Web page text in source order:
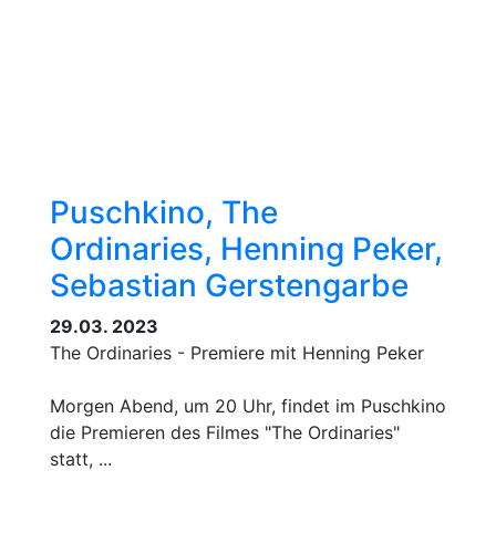
Puschkino, The
Ordinaries, Henning Peker,
Sebastian Gerstengarbe
29.03. 2023
The Ordinaries - Premiere mit Henning Peker
Morgen Abend, um 20 Uhr, findet im Puschkino
die Premieren des Filmes "The Ordinaries"
statt, ...